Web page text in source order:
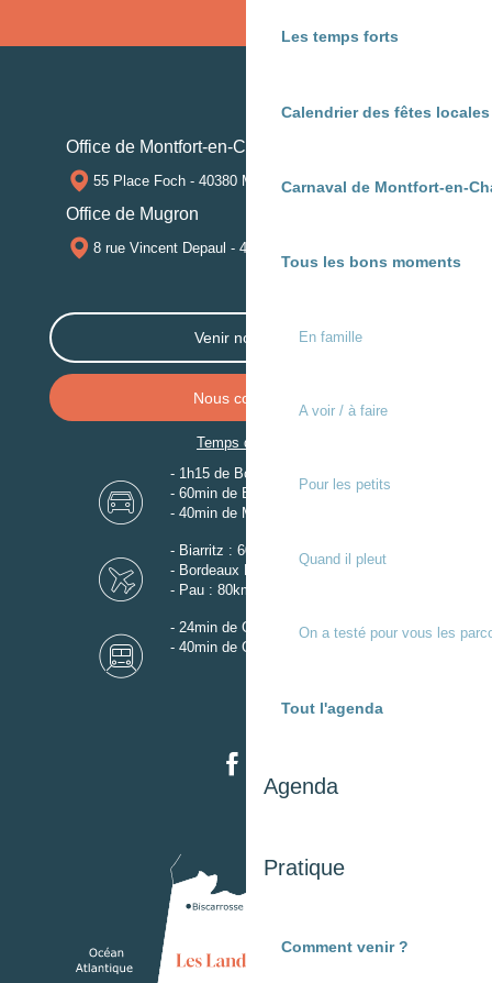
Les temps forts
Calendrier des fêtes
Carnaval de Montfort-en-
Tous les bons moments
En famille
A voir / à faire
Pour les petits
Quand il pleut
On a testé pour vous les
Tout l'agenda
Agenda
Pratique
Comment venir ?
Office de Montfort-en-Chalosse
55 Place Foch - 40380 MONTFORT-EN-CHALOSSE
Office de Mugron
8 rue Vincent Depaul - 40250 MUGRON
Venir nous voir
Nous contacter
Temps de trajet
- 1h15 de Bordeaux
- 60min de Biarritz
- 40min de Mont-de-Marsan
- Biarritz : 60km
- Bordeaux Mérignac : 110km
- Pau : 80km
- 24min de Gare de Dax
- 40min de Gare de Mont-de-Marsan